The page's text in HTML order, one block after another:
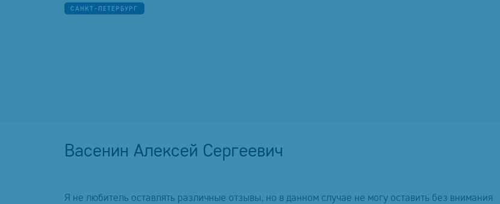
САНКТ-ПЕТЕРБУРГ
Васенин Алексей Сергеевич
Я не любитель оставлять различные отзывы, но в данном случае не могу оставить без внимания